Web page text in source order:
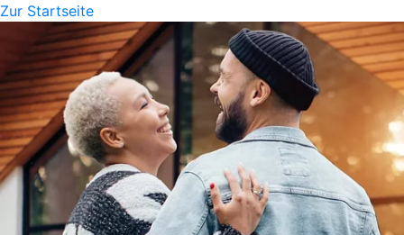
Zur Startseite